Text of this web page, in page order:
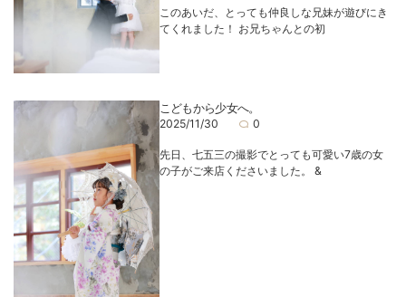
このあいだ、とっても仲良しな兄妹が遊びにき
てくれました！ お兄ちゃんとの初
こどもから少女へ。
2025/11/30 0
先日、七五三の撮影でとっても可愛い7歳の女
の子がご来店くださいました。 &